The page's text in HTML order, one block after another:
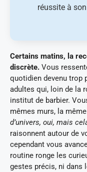
réussite à
Certains matins, la
discrète. Vous
quotidien devenu trop
adultes qui, loin de la
institut de barbier.
mêmes murs, la
d’univers, oui, mais
raisonnent autour de
cependant vous
routine ronge les
gestes précis, ni dans